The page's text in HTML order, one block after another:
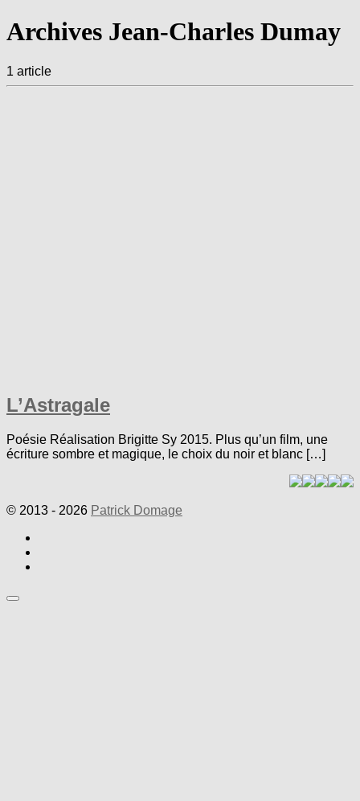
Archives Jean-Charles Dumay
1 article
L’Astragale
Poésie Réalisation Brigitte Sy 2015. Plus qu’un film, une
écriture sombre et magique, le choix du noir et blanc […]
© 2013 - 2026 Patrick Domage